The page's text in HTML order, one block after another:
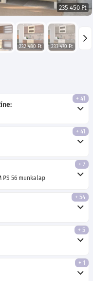
235 450 Ft
232 480 Ft 233 470 Ft
+ 41
+ 41
PS 56 munkalap
+ 7
+ 54
+ 5
+ 1